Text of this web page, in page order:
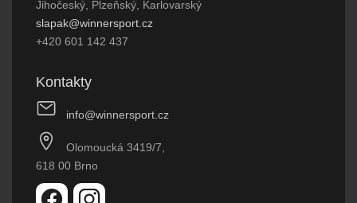
Jihočeský, Plzeňský, Karlovarský
slapak@winnersport.cz
+420 601 142 437
Kontakty
info@winnersport.cz
Olomoucká 3419/7,
618 00 Brno